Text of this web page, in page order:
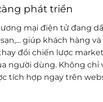
phát triển
mại điện tử đang
giúp khách hàng
đổi chiến lược
người dùng. Không chỉ
tích hợp ngay trên